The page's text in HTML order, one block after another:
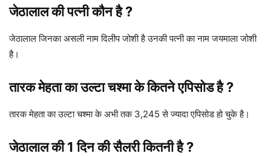
जेठालाल की पत्नी कौन है ?
जेठालाल जिनका असली नाम दिलीप जोशी है उनकी पत्नी का नाम जयमाला जोशी
है।
तारक मेहता का उल्टा चश्मा के कितने एपिसोड है ?
तारक मेहता का उल्टा चश्मा के अभी तक 3,245 से ज्यादा एपिसोड हो चुके है।
जेठालाल की 1 दिन की सैलरी कितनी है ?